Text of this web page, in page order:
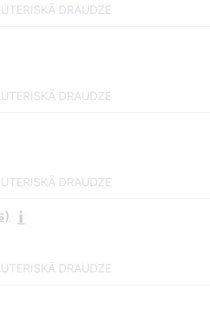
DRAUDZE
DRAUDZE
DRAUDZE
DRAUDZE